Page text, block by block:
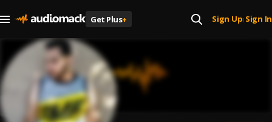
Get Plus+ Sign Up| Sign In